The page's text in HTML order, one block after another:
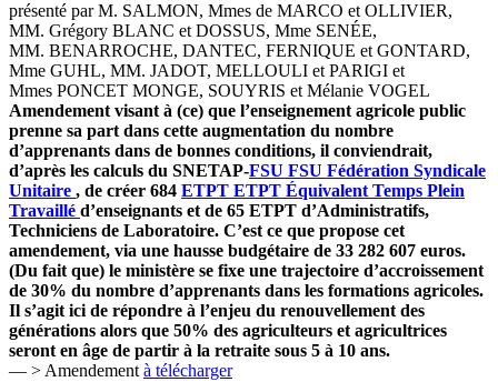
présenté par M. SALMON, Mmes de MARCO et OLLIVIER,
MM. Grégory BLANC et DOSSUS, Mme SENÉE,
MM. BENARROCHE, DANTEC, FERNIQUE et GONTARD,
Mme GUHL, MM. JADOT, MELLOULI et PARIGI et
Mmes PONCET MONGE, SOUYRIS et Mélanie VOGEL
Amendement visant à (ce) que l’enseignement agricole public
prenne sa part dans cette augmentation du nombre
d’apprenants dans de bonnes conditions, il conviendrait,
d’après les calculs du SNETAP-FSU FSU Fédération Syndicale
Unitaire , de créer 684 ETPT ETPT Équivalent Temps Plein
Travaillé d’enseignants et de 65 ETPT d’Administratifs,
Techniciens de Laboratoire. C’est ce que propose cet
amendement, via une hausse budgétaire de 33 282 607 euros.
(Du fait que) le ministère se fixe une trajectoire d’accroissement
de 30% du nombre d’apprenants dans les formations agricoles.
Il s’agit ici de répondre à l’enjeu du renouvellement des
générations alors que 50% des agriculteurs et agricultrices
seront en âge de partir à la retraite sous 5 à 10 ans.
— > Amendement à télécharger